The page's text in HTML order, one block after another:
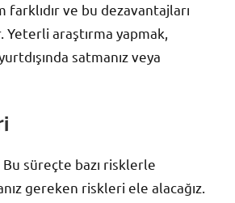
ve bu dezavantajları
araştırma yapmak,
satmanız veya
süreçte bazı risklerle
gereken riskleri ele alacağız.